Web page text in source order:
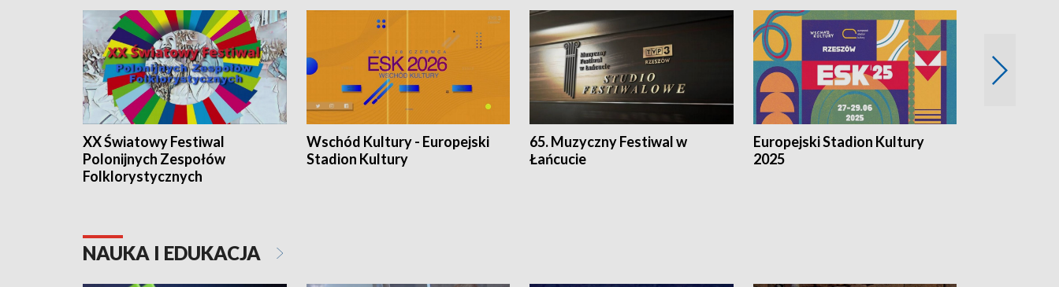
XX Światowy Festiwal
Polonijnych Zespołów
Folklorystycznych
Wschód Kultury - Europejski
Stadion Kultury
65. Muzyczny Festiwal w
Łańcucie
Europejski Stadion Kultury
2025
NAUKA I EDUKACJA